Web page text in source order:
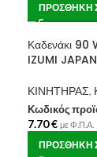
ΠΡΟΣΘΉΚΗ
Καδενάκι 90
IZUMI
ΚΙΝΗΤΗΡΑΣ,
Κωδικός
7.70€ με Φ.Π.Α.
ΠΡΟΣΘΉΚΗ